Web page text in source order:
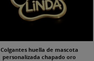
Colgantes huella de mascota
personalizada chapado oro